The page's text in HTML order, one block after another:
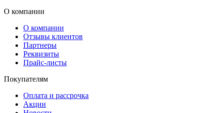
О компании
О компании
Отзывы клиентов
Партнеры
Реквизиты
Прайс-листы
Покупателям
Оплата и рассрочка
Акции